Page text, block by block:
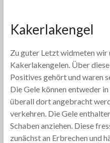
Kakerlakengel
Zu guter Letzt widmeten wir
Kakerlakengelen. Über
Positives gehört und waren
Die Gele können entweder
überall dort angebracht
verkehren. Die Gele
Schaben anziehen. Diese
zunächst an Erbrechen und